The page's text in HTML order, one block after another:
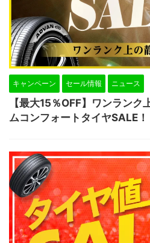
キャンペーン セール情報 ニュース
【最大15％OFF】ワンラン
ムコンフォートタイヤSALE！